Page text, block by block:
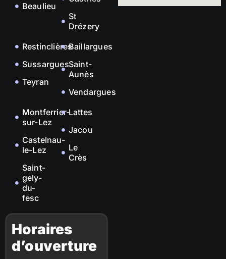
Beaulieu
St
Drézery
Restinclières
Sussargues
Teyran
Baillargues
Saint-
Aunès
Vendargues
Montferrier-
sur-Lez
Castelnau-
le-Lez
Saint-
gely-
du-
fesc
Lattes
Jacou
Le
Crès
Horaires
d’ouverture